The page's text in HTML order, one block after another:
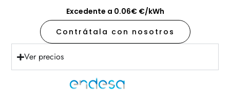
Excedente a 0.06€ €/kWh
Contrátala con nosotros
Ver precios